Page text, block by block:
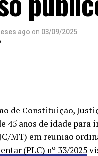
ago on 03/09/2025
de Constituição,
45 anos de idade
MT) em reunião
(PLC) nº 33/2025